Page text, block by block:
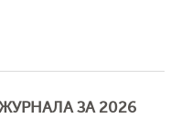
ЗА 2026